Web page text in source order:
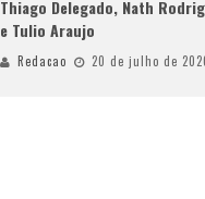
Thiago Delegado, Nath
e Tulio Araujo
Redacao 20 de julho de